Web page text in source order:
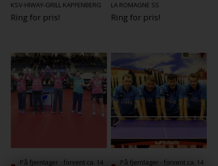
KSV-HIWAY-GRILL KAPFENBERG
Ring for pris!
LA ROMAGNE SS
Ring for pris!
På fjernlager - forvent ca. 14
På fjernlager - forvent ca. 14